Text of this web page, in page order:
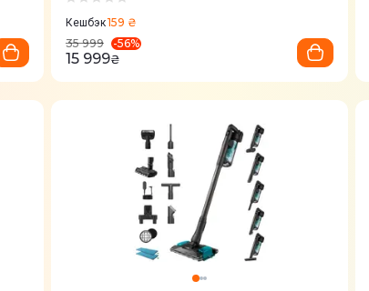
Кешбэк159 ₴
35 999
-56%
15 999₴